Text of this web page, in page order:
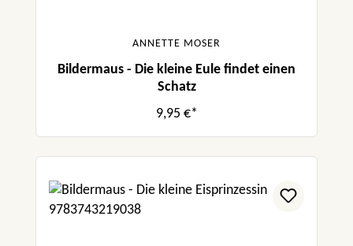
ANNETTE MOSER
Bildermaus - Die kleine Eule findet einen
Schatz
9,95 €*